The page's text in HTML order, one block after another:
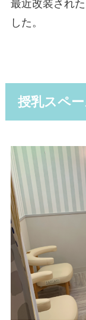
最近改装され
した。
授乳スペ